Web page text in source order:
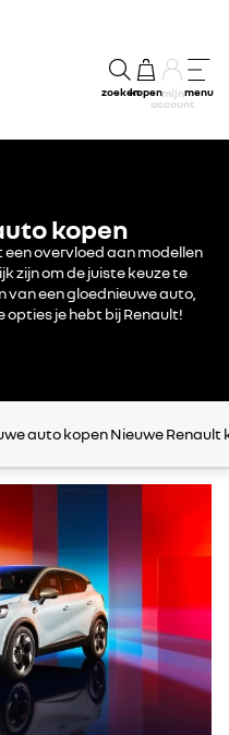
zoekenkopenmijn
account
menu
kopen
een overvloed aan modellen
zijn om de juiste keuze te
van een gloednieuwe auto,
opties je hebt bij Renault!
auto kopenNieuwe Renault